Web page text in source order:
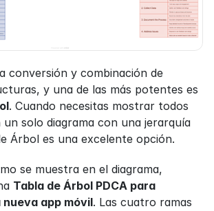
conversión y combinación de
y una de las más potentes es
. Cuando necesitas mostrar todos
solo diagrama con una jerarquía
Árbol es una excelente opción.
se muestra en el diagrama,
Tabla de Árbol PDCA para
app móvil. Las cuatro ramas